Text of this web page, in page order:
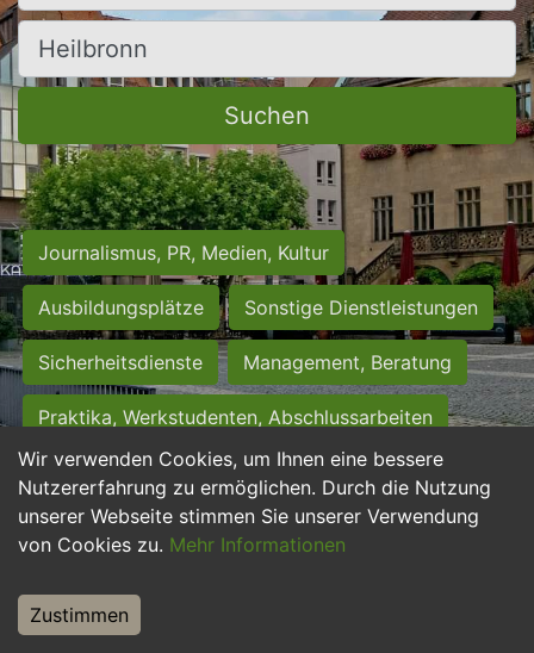
Wir verwenden Cookies, um Ihnen eine bessere
Nutzererfahrung zu ermöglichen. Durch die Nutzung
unserer Webseite stimmen Sie unserer Verwendung
von Cookies zu. Mehr Informationen
Zustimmen
Ort, Stadt
Suchen
Journalismus, PR, Medien, Kultur
Ausbildungsplätze Sonstige Dienstleistungen
Sicherheitsdienste Management, Beratung
Praktika, Werkstudenten, Abschlussarbeiten
Personalwesen Assistenz, Sekretariat
Hilfskräfte, Aushilfs- und Nebenjobs
Weiterbildung, Studium, duale Ausbildung